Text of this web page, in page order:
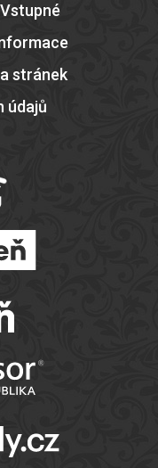
Vstupné
stránek
údajů